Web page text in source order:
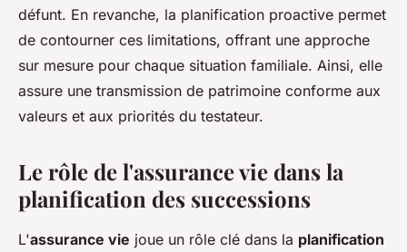
défunt. En revanche, la planification proactive permet
de contourner ces limitations, offrant une approche
sur mesure pour chaque situation familiale. Ainsi, elle
assure une transmission de patrimoine conforme aux
valeurs et aux priorités du testateur.
Le rôle de l'assurance vie dans la
planification des successions
L'assurance vie joue un rôle clé dans la planification